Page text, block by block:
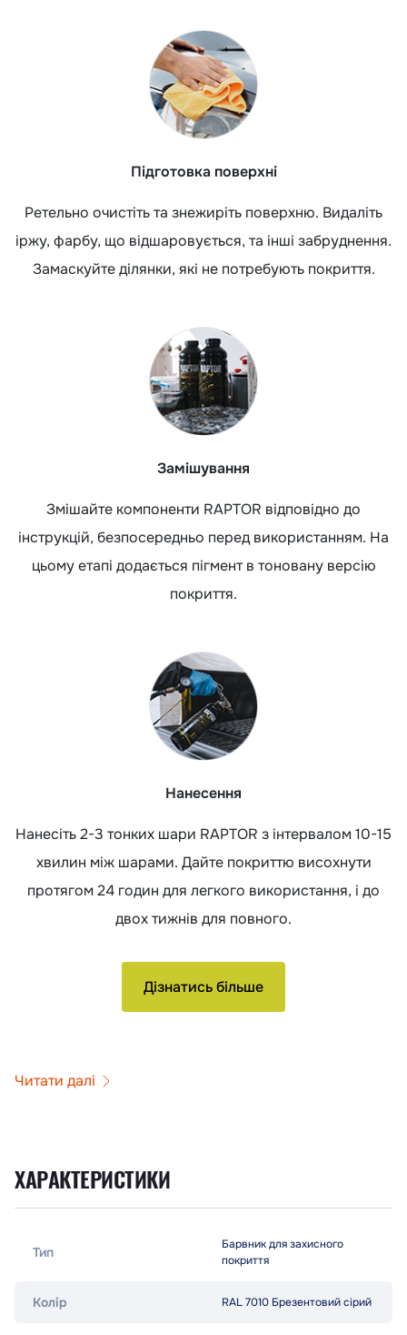
Підготовка поверхні
Ретельно очистіть та знежиріть поверхню. Видаліть
іржу, фарбу, що відшаровується, та інші забруднення.
Замаскуйте ділянки, які не потребують покриття.
Замішування
Змішайте компоненти RAPTOR відповідно до
інструкцій, безпосередньо перед використанням. На
цьому етапі додається пігмент в тоновану версію
покриття.
Нанесення
Нанесіть 2-3 тонких шари RAPTOR з інтервалом 10-15
хвилин між шарами. Дайте покриттю висохнути
протягом 24 годин для легкого використання, і до
двох тижнів для повного.
Дізнатись більше
Читати далі
ХАРАКТЕРИСТИКИ
Тип
Барвник для захисного
покриття
Колір RAL 7010 Брезентовий сірий